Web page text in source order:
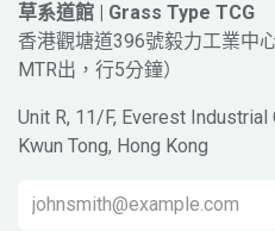
草系道館 | Grass Type TCG
香港觀塘道396號毅力工業中
MTR出，行5分鐘）
Unit R, 11/F, Everest Industrial
Kwun Tong, Hong Kong